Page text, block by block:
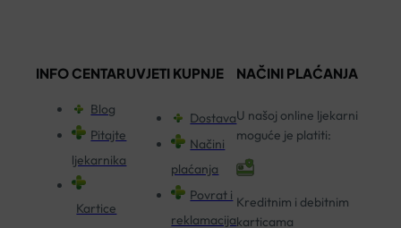
INFO CENTAR
Blog
Pitajte
ljekarnika
Kartice
UVJETI KUPNJE
Dostava
Načini
plaćanja
Povrat i
reklamacija
NAČINI PLAĆANJA
U našoj online ljekarni
moguće je platiti:
Kreditnim i debitnim
karticama